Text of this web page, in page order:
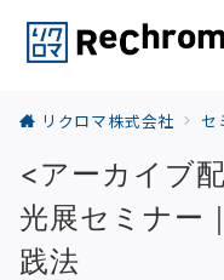
リクロマ株式会社 セ
<アーカイブ
光展セミナー
践法